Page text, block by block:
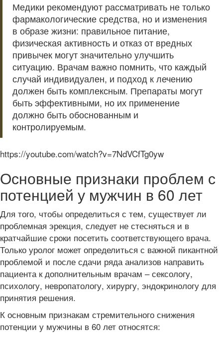
Медики рекомендуют рассматривать не только
фармакологические средства, но и изменения
в образе жизни: правильное питание,
физическая активность и отказ от вредных
привычек могут значительно улучшить
ситуацию. Врачам важно помнить, что каждый
случай индивидуален, и подход к лечению
должен быть комплексным. Препараты могут
быть эффективными, но их применение
должно быть обоснованным и
контролируемым.
https://youtube.com/watch?v=7NdVCfTg0yw
Основные признаки проблем с
потенцией у мужчин в 60 лет
Для того, чтобы определиться с тем, существует ли
проблемная эрекция, следует не стесняться и в
кратчайшие сроки посетить соответствующего врача.
Только уролог может определиться с важной пикантной
проблемой и после сдачи ряда анализов направить
пациента к дополнительным врачам – сексологу,
психологу, невропатологу, хирургу, эндокринологу для
принятия решения.
К основным признакам стремительного снижения
потенции у мужчины в 60 лет относятся: